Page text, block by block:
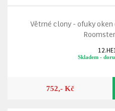
Větrné clony - ofuky
Skladem -
752,- Kč